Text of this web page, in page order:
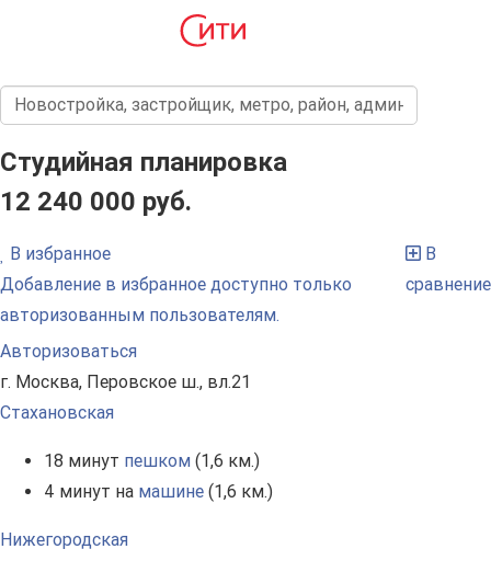
Студийная планировка
12 240 000 руб.
В избранное
Добавление в избранное доступно только
авторизованным пользователям.
Авторизоваться
В
сравнение
г. Москва, Перовское ш., вл.21
Стахановская
18 минут пешком (1,6 км.)
4 минут на машине (1,6 км.)
Нижегородская